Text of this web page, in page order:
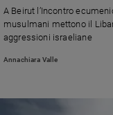
A Beirut l’Incontro
musulmani mettono il
aggressioni israeliane
Annachiara Valle